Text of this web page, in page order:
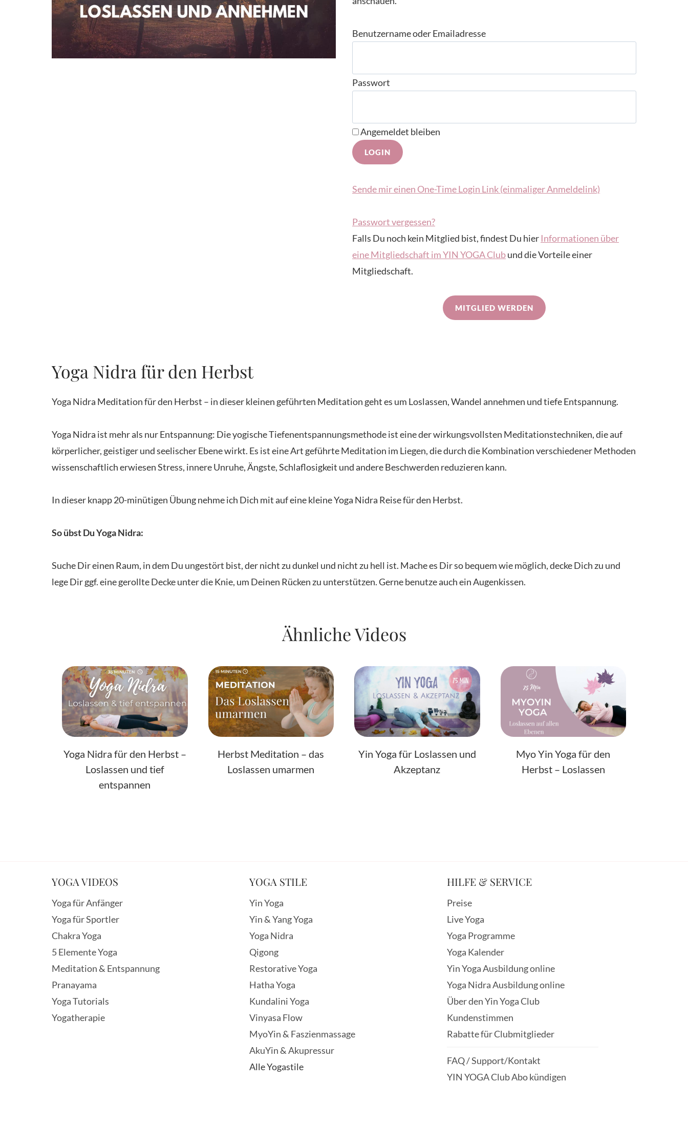
Benutzername oder Emailadresse
Passwort
Angemeldet bleiben
Sende mir einen One-Time Login Link (einmaliger Anmeldelink)
Passwort vergessen?
Falls Du noch kein Mitglied bist, findest Du hier Informationen über
eine Mitgliedschaft im YIN YOGA Clubund die Vorteile einer
Mitgliedschaft.
MITGLIED WERDEN
Yoga Nidra für den Herbst
Yoga Nidra Meditation für den Herbst – in dieser kleinen geführten Meditation geht es um Loslassen, Wandel annehmen und tiefe Entspannung.
Yoga Nidra ist mehr als nur Entspannung: Die yogische Tiefenentspannungsmethode ist eine der wirkungsvollsten Meditationstechniken, die auf
körperlicher, geistiger und seelischer Ebene wirkt. Es ist eine Art geführte Meditation im Liegen, die durch die Kombination verschiedener Methoden
wissenschaftlich erwiesen Stress, innere Unruhe, Ängste, Schlaflosigkeit und andere Beschwerden reduzieren kann.
In dieser knapp 20-minütigen Übung nehme ich Dich mit auf eine kleine Yoga Nidra Reise für den Herbst.
So übst Du Yoga Nidra:
Suche Dir einen Raum, in dem Du ungestört bist, der nicht zu dunkel und nicht zu hell ist. Mache es Dir so bequem wie möglich, decke Dich zu und
lege Dir ggf. eine gerollte Decke unter die Knie, um Deinen Rücken zu unterstützen. Gerne benutze auch ein Augenkissen.
Ähnliche Videos
Yoga Nidra für den Herbst –
Loslassen und tief
entspannen
Herbst Meditation – das
Loslassen umarmen
Yin Yoga für Loslassen und
Akzeptanz
Myo Yin Yoga für den
Herbst – Loslassen
YOGA VIDEOS
Yoga für Anfänger
Yoga für Sportler
Chakra Yoga
5 Elemente Yoga
Meditation & Entspannung
Pranayama
Yoga Tutorials
Yogatherapie
YOGA STILE
Yin Yoga
Yin & Yang Yoga
Yoga Nidra
Qigong
Restorative Yoga
Hatha Yoga
Kundalini Yoga
Vinyasa Flow
MyoYin & Faszienmassage
AkuYin & Akupressur
Alle Yogastile
HILFE & SERVICE
Preise
Live Yoga
Yoga Programme
Yoga Kalender
Yin Yoga Ausbildung online
Yoga Nidra Ausbildung online
Über den Yin Yoga Club
Kundenstimmen
Rabatte für Clubmitglieder
FAQ / Support/Kontakt
YIN YOGA Club Abo kündigen